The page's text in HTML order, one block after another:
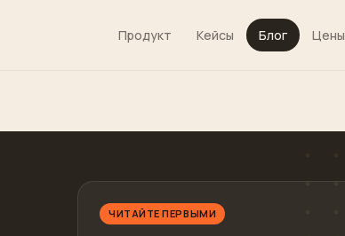
Продукт Кейсы Блог Цены
ЧИТАЙТЕ ПЕРВЫМИ